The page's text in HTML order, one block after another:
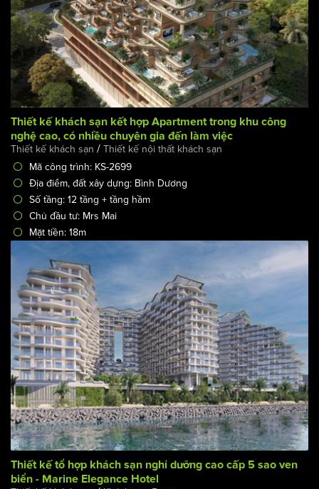
Thiết kế khách sạn kết hợp Apartment trong khu công
nghệ cao, có nhiều chuyên gia đến làm việc
Thiết kế khách sạn / Thiết kế nội thất khách sạn
Mã công trình: KS-2699
Địa điểm, đất xây dựng: Bình Dương
Số tầng: 12 tầng + tầng hầm
Chủ đầu tư: Mrs Mai
Mặt tiền: 18m